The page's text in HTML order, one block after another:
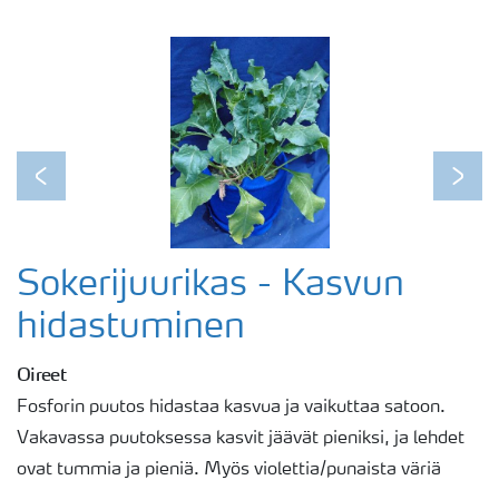
Previous Next
Sokerijuurikas - Kasvun
hidastuminen
Oireet
Fosforin puutos hidastaa kasvua ja vaikuttaa satoon.
Vakavassa puutoksessa kasvit jäävät pieniksi, ja lehdet
ovat tummia ja pieniä. Myös violettia/punaista väriä